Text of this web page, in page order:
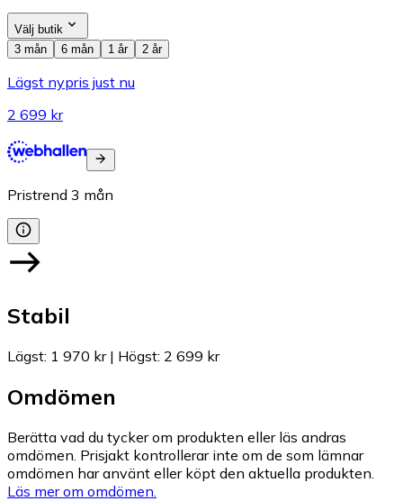
Välj butik
3 mån
6 mån 1 år 2 år
Lägst nypris just nu
2 699 kr
Pristrend 3 mån
Stabil
Lägst: 1 970 kr| Högst: 2 699 kr
Omdömen
Berätta vad du tycker om produkten eller läs andras
omdömen. Prisjakt kontrollerar inte om de som lämnar
omdömen har använt eller köpt den aktuella produkten.
Läs mer om omdömen.